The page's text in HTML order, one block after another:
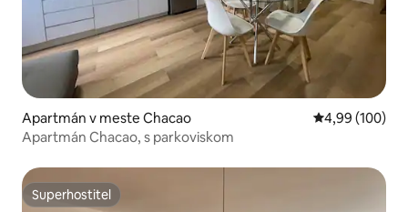
Apartmán v meste Chacao Priemerné
4,99 (100)
Apartmán Chacao, s parkoviskom
Superhostiteľ
Superhostiteľ